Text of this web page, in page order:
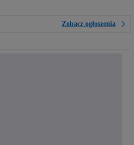
Zobacz ogłoszenia